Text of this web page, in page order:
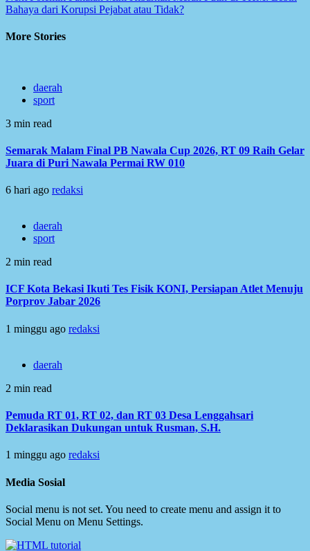
Bahaya dari Korupsi Pejabat atau Tidak?
More Stories
daerah
sport
3 min read
Semarak Malam Final PB Nawala Cup 2026, RT 09 Raih Gelar
Juara di Puri Nawala Permai RW 010
6 hari ago redaksi
daerah
sport
2 min read
ICF Kota Bekasi Ikuti Tes Fisik KONI, Persiapan Atlet Menuju
Porprov Jabar 2026
1 minggu ago redaksi
daerah
2 min read
Pemuda RT 01, RT 02, dan RT 03 Desa Lenggahsari
Deklarasikan Dukungan untuk Rusman, S.H.
1 minggu ago redaksi
Media Sosial
Social menu is not set. You need to create menu and assign it to
Social Menu on Menu Settings.